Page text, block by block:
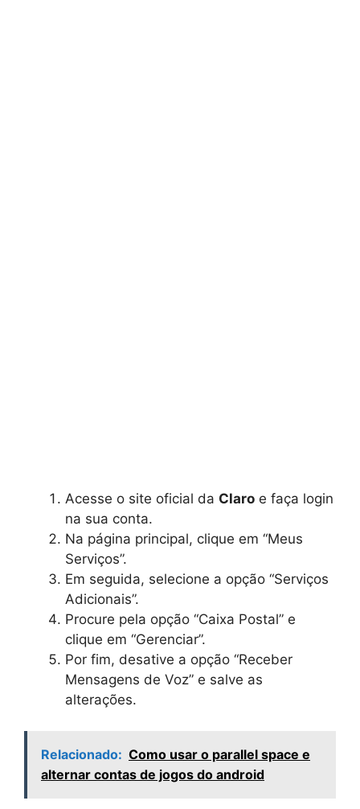
Acesse o site oficial da Claro e faça login
na sua conta.
Na página principal, clique em “Meus
Serviços”.
Em seguida, selecione a opção “Serviços
Adicionais”.
Procure pela opção “Caixa Postal” e
clique em “Gerenciar”.
Por fim, desative a opção “Receber
Mensagens de Voz” e salve as
alterações.
Relacionado: Como usar o parallel space e
alternar contas de jogos do android